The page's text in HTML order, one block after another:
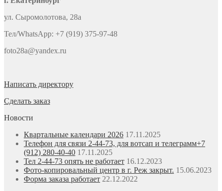
ул. Сыромолотова, 28а
Тел/WhatsApp: +7 (919) 375-97-48
foto28a@yandex.ru
Написать директору
Сделать заказ
Новости
Квартальные календари 2026 17.11.2025
Телефон для связи 2-44-73, для вотсап и телеграмм+7
(912) 280-40-40 17.11.2025
Тел 2-44-73 опять не работает 16.12.2023
Фото-копировальный центр в г. Реж закрыт. 15.06.2023
Форма заказа работает 22.12.2022